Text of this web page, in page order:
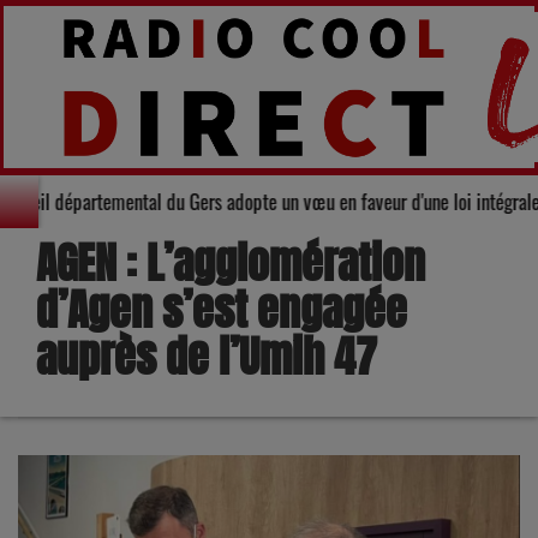
: Le Conseil départemental du Gers adopte un vœu en faveur d'une
AGEN : L’agglomération
d’Agen s’est engagée
auprès de l’Umih 47